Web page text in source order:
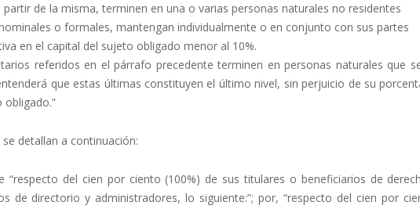
de la misma, terminen en una o varias personas naturales no residentes
o formales, mantengan individualmente o en conjunto con sus partes
en el capital del sujeto obligado menor al 10%.
referidos en el párrafo precedente terminen en personas naturales que
que estas últimas constituyen el último nivel, sin perjuicio de su
detallan a continuación:
“respecto del cien por ciento (100%) de sus titulares o beneficiarios de
de directorio y administradores, lo siguiente:”; por, “respecto del cien por